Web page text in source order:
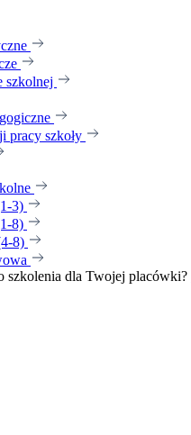
szkolnej
pracy szkoły
3)
8)
8)
szkolenia dla Twojej placówki?